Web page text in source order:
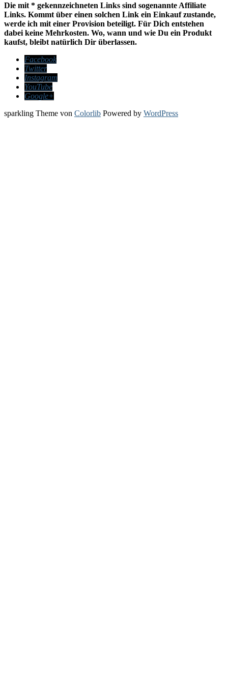
Die mit * gekennzeichneten Links sind sogenannte Affiliate
Links. Kommt über einen solchen Link ein Einkauf zustande,
werde ich mit einer Provision beteiligt. Für Dich entstehen
dabei keine Mehrkosten. Wo, wann und wie Du ein Produkt
kaufst, bleibt natürlich Dir überlassen.
Facebook
Twitter
Instagram
YouTube
Google+
sparkling Theme von Colorlib Powered by WordPress